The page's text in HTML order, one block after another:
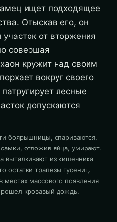
ищет подходящее
Отыскав его, он
от вторжения
совершая
кружит над своим
вокруг своего
лесные
допускаются
боярышницы, спариваются,
отложив яйца, умирают.
из кишечника
остатки трапезы гусениц.
местах массового появления
кровавый дождь.